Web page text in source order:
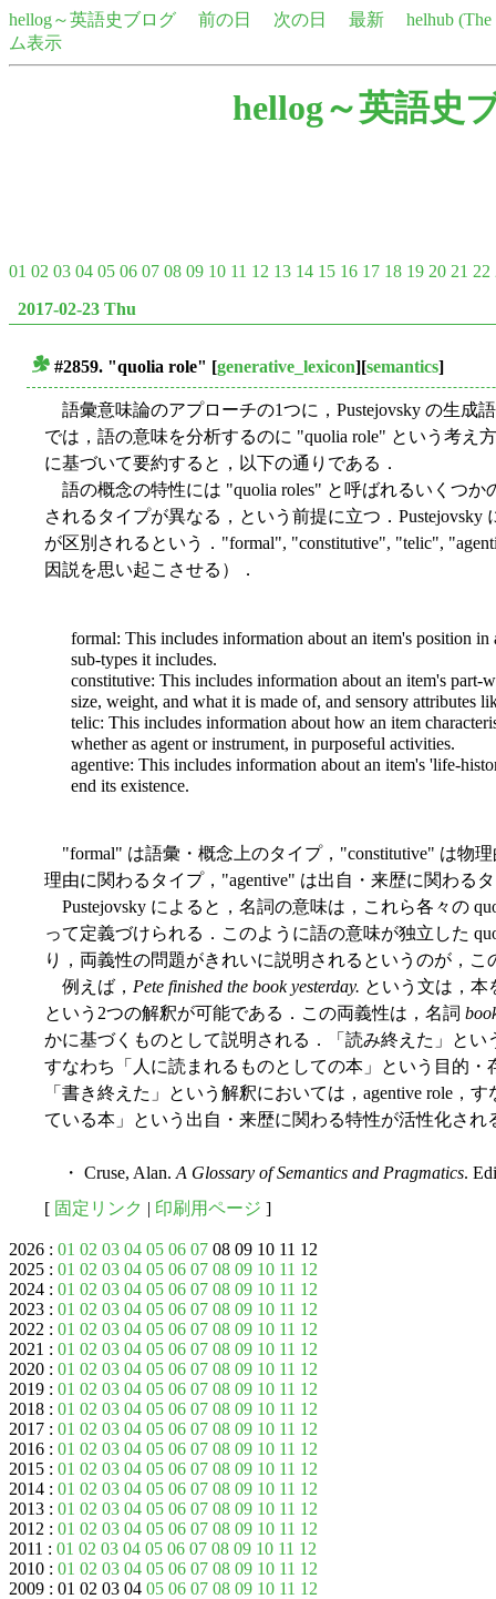
hellog～英語史ブログ 前の日 次の日 最新
helhub
ム表示
hellog～英語史
01 02 03 04 05 06 07 08 09 10 11 12 13 14 15 16 17 18 19 20 21 22
2017-02-23 Thu
#2859. "quolia role" [generative_lexicon][semantics]
語彙意味論のアプローチの1つに，Pustejovsky の生成
では，語の意味を分析するのに "quolia role" という考え
に基づいて要約すると，以下の通りである．
語の概念の特性には "quolia roles" と呼ばれるいくつ
されるタイプが異なる，という前提に立つ．Pustejovsky
が区別されるという．"formal", "constitutive", "telic",
因説を思い起こさせる）．
formal: This includes information about an item's position
sub-types it includes.
constitutive: This includes information about an item's part-
size, weight, and what it is made of, and sensory attributes
telic: This includes information about how an item
whether as agent or instrument, in purposeful activities.
agentive: This includes information about an item's 'life-
end its existence.
"formal" は語彙・概念上のタイプ，"constitutive" は物
理由に関わるタイプ，"agentive" は出自・来歴に関わる
Pustejovsky によると，名詞の意味は，これら各々の
って定義づけられる．このように語の意味が独立した
り，両義性の問題がきれいに説明されるというのが，
例えば， Pete finished the book yesterday. という文は，本
という2つの解釈が可能である．この両義性は，名詞
かに基づくものとして説明される．「読み終えた」と
すなわち「人に読まれるものとしての本」という目的
「書き終えた」という解釈においては，agentive role，
ている本」という出自・来歴に関わる特性が活性化され
・ Cruse, Alan. A Glossary of Semantics and Pragmatics.
[ 固定リンク | 印刷用ページ ]
2026 : 01 02 03 04 05 06 07 08 09 10 11 12
2025 : 01 02 03 04 05 06 07 08 09 10 11 12
2024 : 01 02 03 04 05 06 07 08 09 10 11 12
2023 : 01 02 03 04 05 06 07 08 09 10 11 12
2022 : 01 02 03 04 05 06 07 08 09 10 11 12
2021 : 01 02 03 04 05 06 07 08 09 10 11 12
2020 : 01 02 03 04 05 06 07 08 09 10 11 12
2019 : 01 02 03 04 05 06 07 08 09 10 11 12
2018 : 01 02 03 04 05 06 07 08 09 10 11 12
2017 : 01 02 03 04 05 06 07 08 09 10 11 12
2016 : 01 02 03 04 05 06 07 08 09 10 11 12
2015 : 01 02 03 04 05 06 07 08 09 10 11 12
2014 : 01 02 03 04 05 06 07 08 09 10 11 12
2013 : 01 02 03 04 05 06 07 08 09 10 11 12
2012 : 01 02 03 04 05 06 07 08 09 10 11 12
2011 : 01 02 03 04 05 06 07 08 09 10 11 12
2010 : 01 02 03 04 05 06 07 08 09 10 11 12
2009 : 01 02 03 04 05 06 07 08 09 10 11 12